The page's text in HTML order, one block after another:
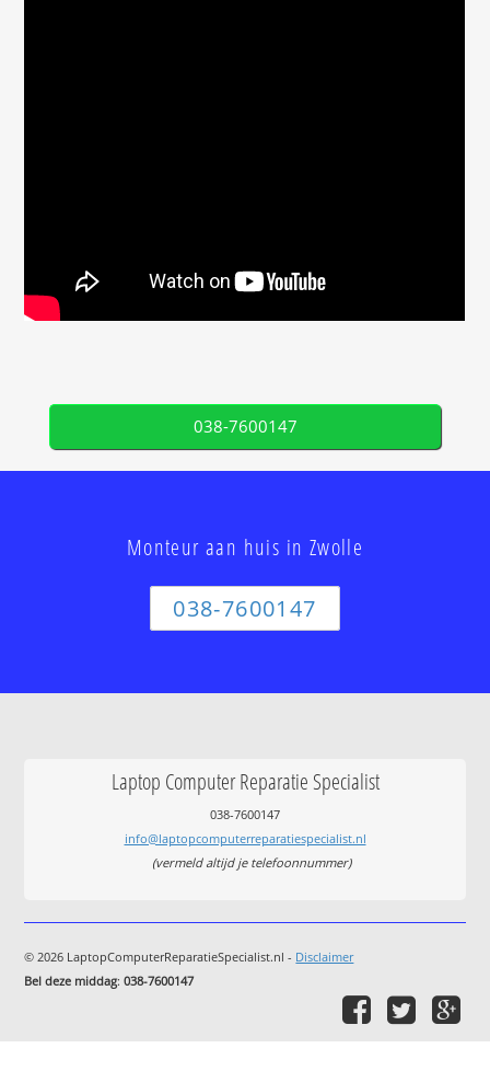
038-7600147
Monteur aan huis in Zwolle
038-7600147
Laptop Computer Reparatie Specialist
038-7600147
info@laptopcomputerreparatiespecialist.nl
(vermeld altijd je telefoonnummer)
© 2026 LaptopComputerReparatieSpecialist.nl - Disclaimer
Bel deze middag:038-7600147